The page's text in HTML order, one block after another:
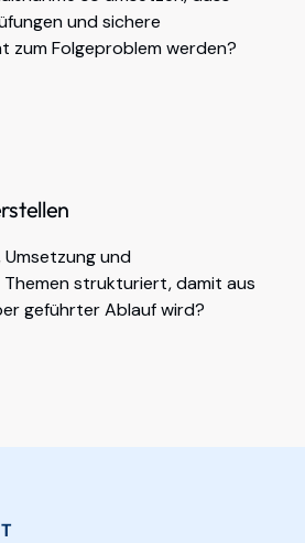
und sichere
zum Folgeproblem werden?
Umsetzung und
strukturiert, damit aus
geführter Ablauf wird?